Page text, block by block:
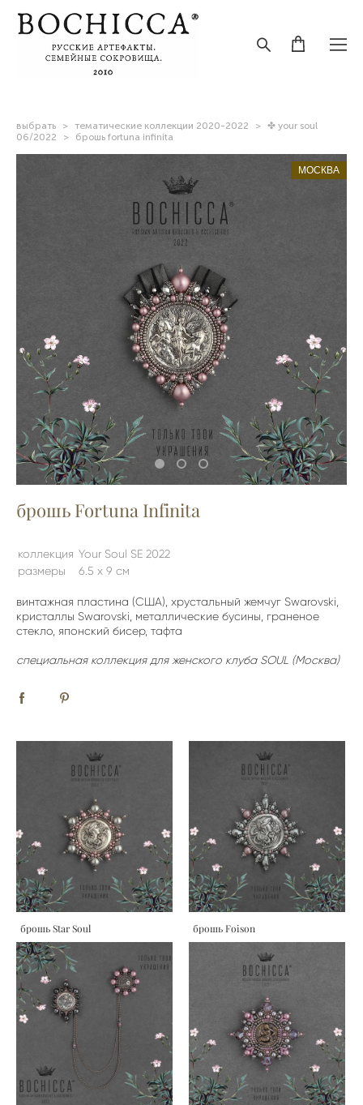
выбрать > тематические коллекции 2020-2022 > ✤ your soul
06/2022
> брошь fortuna infinita
МОСКВА
брошь Fortuna Infinita
коллекция Your Soul SE 2022
размеры
6.5 х 9 см
винтажная пластина (США), хрустальный жемчуг Swarovski,
кристаллы Swarovski, металлические бусины, граненое
стекло, японский бисер, тафта
специальная коллекция для женского клуба SOUL (Москва)
брошь Star Soul брошь Foison